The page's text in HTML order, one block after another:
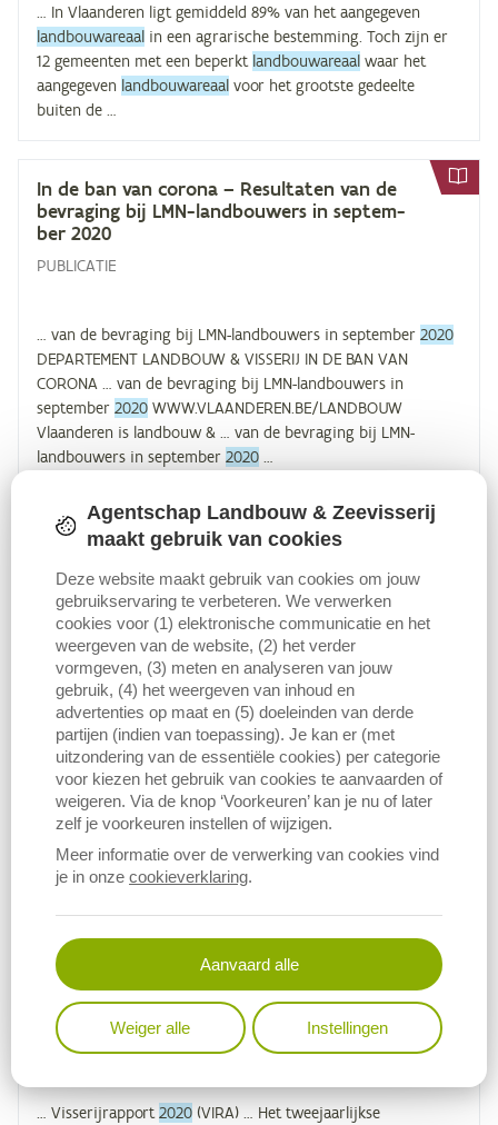
… In Vlaanderen ligt gemiddeld 89% van het aangegeven
landbouwareaal in een agrarische bestemming. Toch zijn er
12 gemeenten met een beperkt landbouwareaal waar het
aangegeven landbouwareaal voor het grootste gedeelte
buiten de …
In de ban van co­ro­na – Re­sul­ta­ten van de
be­vra­ging bij LMN-land­bou­wers in sep­tem­
ber 2020
PUBLICATIE
… van de bevraging bij LMN-landbouwers in september 2020
DEPARTEMENT LANDBOUW & VISSERIJ IN DE BAN VAN
CORONA … van de bevraging bij LMN-landbouwers in
september 2020 WWW.VLAANDEREN.BE/LANDBOUW
Vlaanderen is landbouw & … van de bevraging bij LMN-
landbouwers in september 2020
Im­pact van co­ro­na op de bui­ten­land­se han­
del van agro­pro­duc­ten – ana­ly­se ja­nu­a­ri-juli
2020
PUBLICATIE
… handel van agroproducten – analyse januari-juli
Vlaanderen is landbouw & visserij IMPACT VAN CORONA OP
… BUITENLANDSE HANDEL VAN AGROPRODUCTEN Analyse
januari-juli2020DEPARTEMENT LANDBOUW & VISSERIJ …
BUITENLANDSE HANDEL VAN AGROPRODUCTEN Analyse
januari-juli2020…
Land­bouw­rap­port2020(
PUBLICATIE
Vis­se­rij­rap­port2020(VIRA)
PUBLICATIE
… Visserijrapport 2020 (VIRA) … Het tweejaarlijkse
Agentschap Landbouw & Zeevisserij
maakt gebruik van cookies
Deze website maakt gebruik van cookies om jouw
gebruikservaring te verbeteren. We verwerken
cookies voor (1) elektronische communicatie en het
weergeven van de website, (2) het verder
vormgeven, (3) meten en analyseren van jouw
gebruik, (4) het weergeven van inhoud en
advertenties op maat en (5) doeleinden van derde
partijen (indien van toepassing). Je kan er (met
uitzondering van de essentiële cookies) per categorie
voor kiezen het gebruik van cookies te aanvaarden of
weigeren. Via de knop ‘Voorkeuren’ kan je nu of later
zelf je voorkeuren instellen of wijzigen.
Meer informatie over de verwerking van cookies vind
je in onze cookieverklaring.
Aanvaard alle
Weiger alle Instellingen